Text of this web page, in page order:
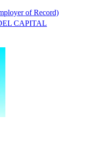
of Record)
CAPITAL